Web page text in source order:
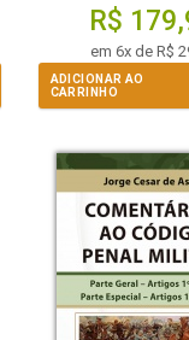
R$
em 6x de R$
ADICIONAR AO
CARRINHO